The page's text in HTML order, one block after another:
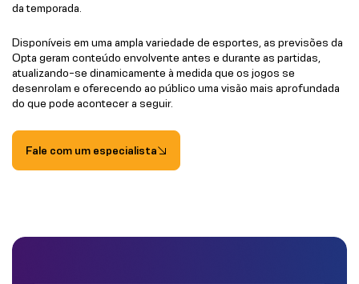
da temporada.
Disponíveis em uma ampla variedade de esportes, as previsões da
Opta geram conteúdo envolvente antes e durante as partidas,
atualizando-se dinamicamente à medida que os jogos se
desenrolam e oferecendo ao público uma visão mais aprofundada
do que pode acontecer a seguir.
Fale com um especialista